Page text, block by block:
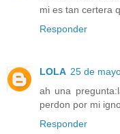
mi es tan certera
Responder
LOLA 25 de
ah una
perdon por mi
Responder